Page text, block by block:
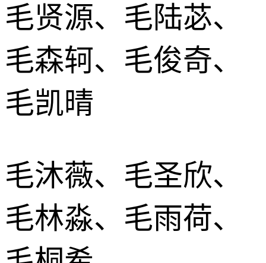
毛贤源、毛陆苾、
毛森轲、毛俊奇、
毛凯晴
毛沐薇、毛圣欣、
毛林淼、毛雨荷、